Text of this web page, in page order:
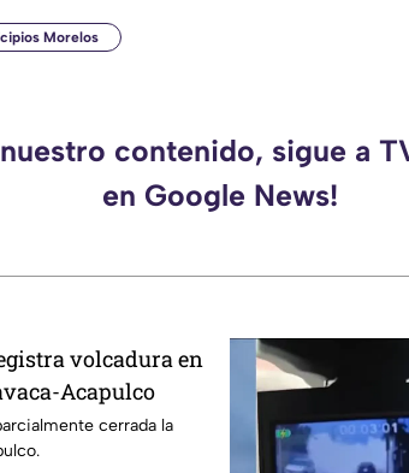
Morelos
contenido, sigue a
en Google News!
volcadura en
Acapulco
cerrada la